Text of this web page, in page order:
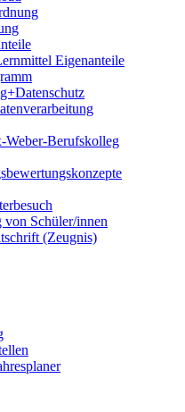
Eigenanteile
Weber-Berufskolleg
Schüler/innen
(Zeugnis)